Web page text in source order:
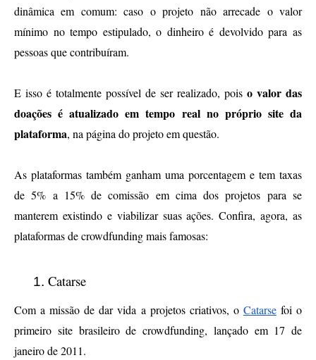
dinâmica em comum: caso o projeto não arrecade o valor
mínimo no tempo estipulado, o dinheiro é devolvido para as
pessoas que contribuíram.
E isso é totalmente possível de ser realizado, pois o valor das
doações é atualizado em tempo real no próprio site da
plataforma, na página do projeto em questão.
As plataformas também ganham uma porcentagem e tem taxas
de 5% a 15% de comissão em cima dos projetos para se
manterem existindo e viabilizar suas ações. Confira, agora, as
plataformas de crowdfunding mais famosas:
Catarse
Com a missão de dar vida a projetos criativos, o Catarse foi o
primeiro site brasileiro de crowdfunding, lançado em 17 de
janeiro de 2011.